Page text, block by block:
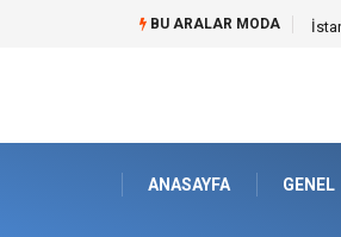
BU ARALAR MODA
ANASAYFA GENEL